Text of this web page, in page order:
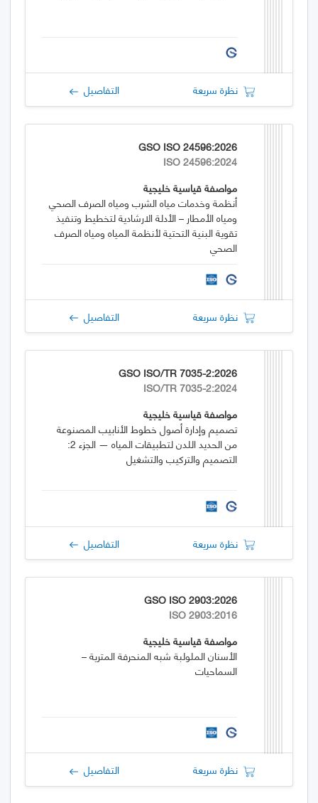
نظرة سريعة التفاصيل
GSO ISO 24596:2026
ISO 24596:2024
مواصفة قياسية خليجية
أنظمة وخدمات مياه الشرب ومياه الصرف الصحي
ومياه الأمطار – الأدلة الارشادية لتخطيط وتنفيذ
تقوية البنية التحتية لأنظمة المياه ومياه الصرف
الصحي
نظرة سريعة التفاصيل
GSO ISO/TR 7035-2:2026
ISO/TR 7035-2:2024
مواصفة قياسية خليجية
تصميم وإدارة أصول خطوط الأنابيب المصنوعة
من الحديد اللدن لتطبيقات المياه — الجزء 2:
التصميم والتركيب والتشغيل
نظرة سريعة التفاصيل
GSO ISO 2903:2026
ISO 2903:2016
مواصفة قياسية خليجية
الأسنان الملولبة شبه المنحرفة المترية –
السماحيات
نظرة سريعة التفاصيل